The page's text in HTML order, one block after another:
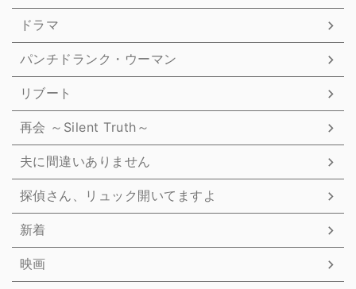
ドラマ
パンチドランク・ウーマン
リブート
再会 ～Silent Truth～
夫に間違いありません
探偵さん、リュック開いてますよ
新着
映画